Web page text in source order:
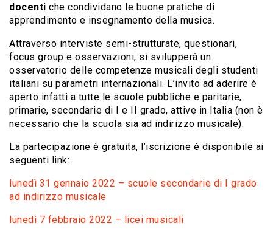
docenti che condividano le buone pratiche di
apprendimento e insegnamento della musica.
Attraverso interviste semi-strutturate, questionari,
focus group e osservazioni, si svilupperà un
osservatorio delle competenze musicali degli studenti
italiani su parametri internazionali. L’invito ad aderire è
aperto infatti a tutte le scuole pubbliche e paritarie,
primarie, secondarie di I e II grado, attive in Italia (non è
necessario che la scuola sia ad indirizzo musicale).
La partecipazione è gratuita, l’iscrizione è disponibile ai
seguenti link:
lunedì 31 gennaio 2022 – scuole secondarie di I grado
ad indirizzo musicale
lunedì 7 febbraio 2022 – licei musicali